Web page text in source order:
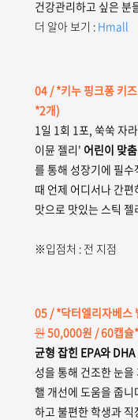
건강관리하고 싶은 분
더 알아 보기 : Hmall
04 / *키누 핑크퐁 키
*2개)
1일 1회 1포, 쑥쑥 자
이뮨 젤리' 어린이 맞
를 통해 성장기에 필
때 언제 어디서나 간
맛으로 맛있는 스틱
※입점처 : 전 지점
05 / *닥터엘리자베스
원50,000원 / 60캡슐
균형 잡힌 EPA와 DHA
성을 통해 건조한 눈
핼 개선에 도움을 줍
하고 불편한 학생과